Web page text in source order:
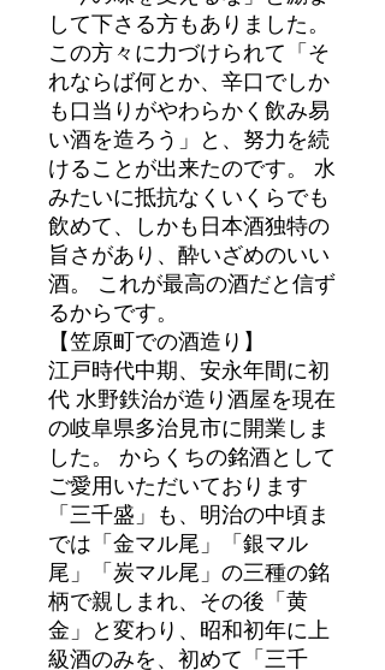
して下さる方もありました。
この方々に力づけられて「そ
れならば何とか、辛口でしか
も口当りがやわらかく飲み易
い酒を造ろう」と、努力を続
けることが出来たのです。 水
みたいに抵抗なくいくらでも
飲めて、しかも日本酒独特の
旨さがあり、酔いざめのいい
酒。 これが最高の酒だと信ず
るからです。
【笠原町での酒造り】
江戸時代中期、安永年間に初
代 水野鉄治が造り酒屋を現在
の岐阜県多治見市に開業しま
した。 からくちの銘酒として
ご愛用いただいております
「三千盛」も、明治の中頃ま
では「金マル尾」「銀マル
尾」「炭マル尾」の三種の銘
柄で親しまれ、その後「黄
金」と変わり、昭和初年に上
級酒のみを、初めて「三千